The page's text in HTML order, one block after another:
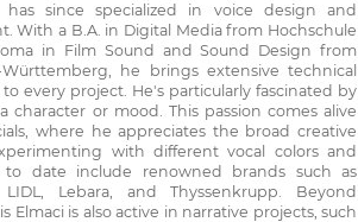
since specialized in voice design and
With a B.A. in Digital Media from Hochschule
in Film Sound and Sound Design from
Württemberg, he brings extensive technical
every project. He's particularly fascinated by
character or mood. This passion comes alive
where he appreciates the broad creative
with different vocal colors and
to date include renowned brands such as
LIDL, Lebara, and Thyssenkrupp. Beyond
Elmaci is also active in narrative projects, such